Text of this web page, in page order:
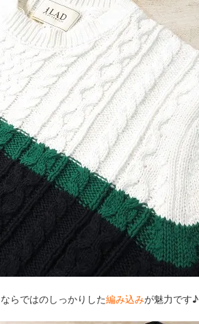
ならではのしっかりした編み込みが魅力です♪